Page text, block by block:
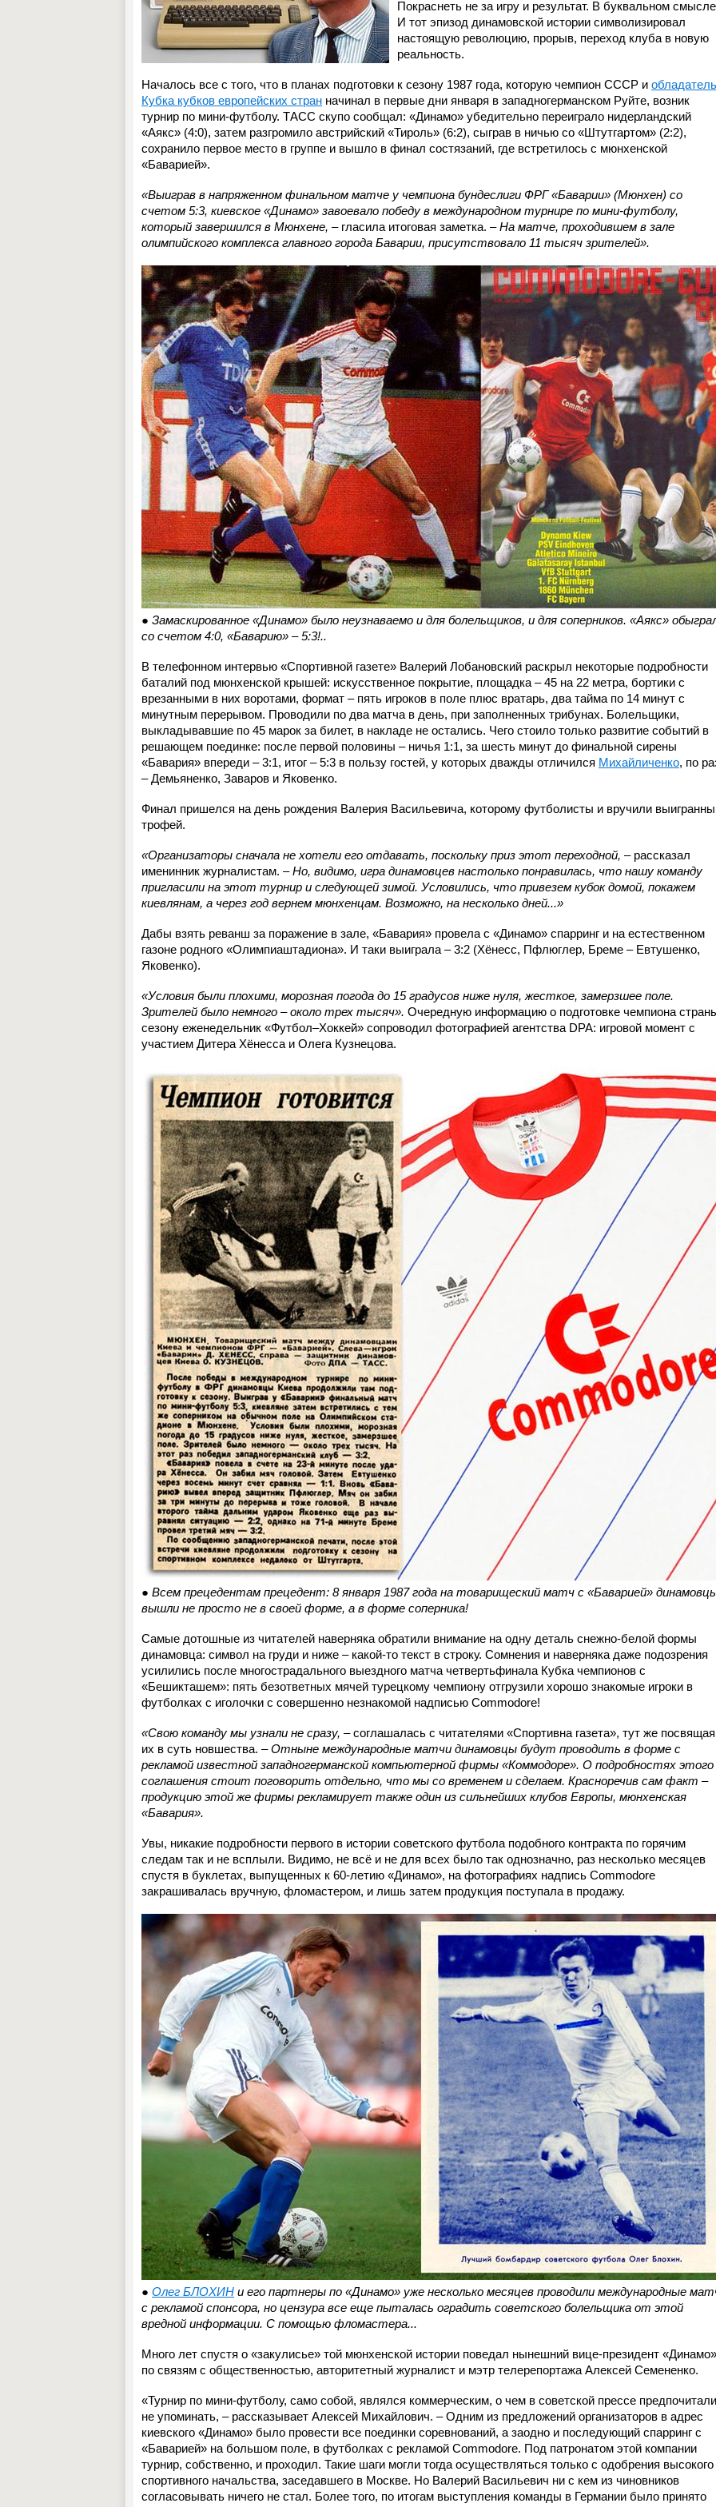
Покраснеть не за игру и результат. В буквальном
И тот эпизод динамовской истории символизировал
настоящую революцию, прорыв, переход клуба в новую
реальность.
Началось все с того, что в планах подготовки к сезону 1987 года, которую чемпион СССР и обладатель
Кубка кубков европейских стран начинал в первые дни января в западногерманском Руйте, возник
турнир по мини-футболу. ТАСС скупо сообщал: «Динамо» убедительно переиграло нидерландский
«Аякс» (4:0), затем разгромило австрийский «Тироль» (6:2), сыграв в ничью со «Штутгартом» (2:2),
сохранило первое место в группе и вышло в финал состязаний, где встретилось с мюнхенской
«Баварией».
«Выиграв в напряженном финальном матче у чемпиона бундеслиги ФРГ «Баварии» (Мюнхен) со
счетом 5:3, киевское «Динамо» завоевало победу в международном турнире по мини-футболу,
который завершился в Мюнхене, – гласила итоговая заметка. –На матче, проходившем в зале
олимпийского комплекса главного города Баварии, присутствовало 11 тысяч зрителей».
● Замаскированное «Динамо» было неузнаваемо и для болельщиков, и для соперников. «Аякс»
со счетом 4:0, «Баварию» – 5:3!..
В телефонном интервью «Спортивной газете» Валерий Лобановский раскрыл некоторые подробности
баталий под мюнхенской крышей: искусственное покрытие, площадка – 45 на 22 метра, бортики с
врезанными в них воротами, формат – пять игроков в поле плюс вратарь, два тайма по 14 минут с
минутным перерывом. Проводили по два матча в день, при заполненных трибунах. Болельщики,
выкладывавшие по 45 марок за билет, в накладе не остались. Чего стоило только развитие событий в
решающем поединке: после первой половины – ничья 1:1, за шесть минут до финальной сирены
«Бавария» впереди – 3:1, итог – 5:3 в пользу гостей, у которых дважды отличился Михайличенко, по
– Демьяненко, Заваров и Яковенко.
Финал пришелся на день рождения Валерия Васильевича, которому футболисты и вручили
трофей.
«Организаторы сначала не хотели его отдавать, поскольку приз этот переходной, – рассказал
именинник журналистам. –Но, видимо, игра динамовцев настолько понравилась, что нашу команду
пригласили на этот турнир и следующей зимой. Условились, что привезем кубок домой, покажем
киевлянам, а через год вернем мюнхенцам. Возможно, на несколько дней...»
Дабы взять реванш за поражение в зале, «Бавария» провела с «Динамо» спарринг и на естественном
газоне родного «Олимпиаштадиона». И таки выиграла – 3:2 (Хёнесс, Пфлюглер, Бреме – Евтушенко,
Яковенко).
«Условия были плохими, морозная погода до 15 градусов ниже нуля, жесткое, замерзшее поле.
Зрителей было немного – около трех тысяч». Очередную информацию о подготовке чемпиона
сезону еженедельник «Футбол–Хоккей» сопроводил фотографией агентства DPA: игровой момент с
участием Дитера Хёнесса и Олега Кузнецова.
● Всем прецедентам прецедент: 8 января 1987 года на товарищеский матч с «Баварией»
вышли не просто не в своей форме, а в форме соперника!
Самые дотошные из читателей наверняка обратили внимание на одну деталь снежно-белой формы
динамовца: символ на груди и ниже – какой-то текст в строку. Сомнения и наверняка даже подозрения
усилились после многострадального выездного матча четвертьфинала Кубка чемпионов с
«Бешикташем»: пять безответных мячей турецкому чемпиону отгрузили хорошо знакомые игроки в
футболках с иголочки с совершенно незнакомой надписью Commodore!
«Свою команду мы узнали не сразу, – соглашалась с читателями «Спортивна газета», тут же посвящая
их в суть новшества. –Отныне международные матчи динамовцы будут проводить в форме с
рекламой известной западногерманской компьютерной фирмы «Коммодоре». О подробностях этого
соглашения стоит поговорить отдельно, что мы со временем и сделаем. Красноречив сам факт –
продукцию этой же фирмы рекламирует также один из сильнейших клубов Европы, мюнхенская
«Бавария».
Увы, никакие подробности первого в истории советского футбола подобного контракта по горячим
следам так и не всплыли. Видимо, не всё и не для всех было так однозначно, раз несколько месяцев
спустя в буклетах, выпущенных к 60-летию «Динамо», на фотографиях надпись Commodore
закрашивалась вручную, фломастером, и лишь затем продукция поступала в продажу.
● Олег БЛОХИН и его партнеры по «Динамо» уже несколько месяцев проводили международные
с рекламой спонсора, но цензура все еще пыталась оградить советского болельщика от этой
вредной информации. С помощью фломастера...
Много лет спустя о «закулисье» той мюнхенской истории поведал нынешний вице-президент «Динамо»
по связям с общественностью, авторитетный журналист и мэтр телерепортажа Алексей Семененко.
«Турнир по мини-футболу, само собой, являлся коммерческим, о чем в советской прессе предпочитали
не упоминать, – рассказывает Алексей Михайлович. – Одним из предложений организаторов в адрес
киевского «Динамо» было провести все поединки соревнований, а заодно и последующий спарринг с
«Баварией» на большом поле, в футболках с рекламой Commodore. Под патронатом этой компании
турнир, собственно, и проходил. Такие шаги могли тогда осуществляться только с одобрения высокого
спортивного начальства, заседавшего в Москве. Но Валерий Васильевич ни с кем из чиновников
согласовывать ничего не стал. Более того, по итогам выступления команды в Германии было принято